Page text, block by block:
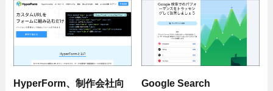
HyperForm、制作会社向
Google Search